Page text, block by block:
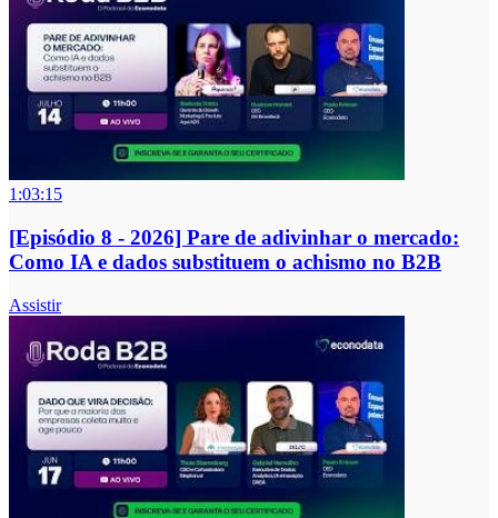
1:03:15
[Episódio 8 - 2026] Pare de adivinhar o mercado:
Como IA e dados substituem o achismo no B2B
Assistir